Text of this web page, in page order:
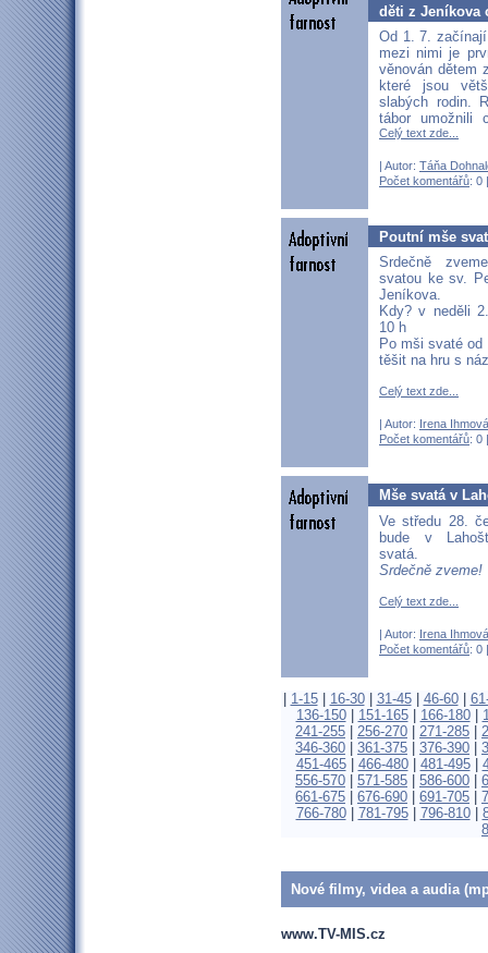
děti z Jeníkova
Od 1. 7.
mezi nimi je
věnován dětem
které jsou
slabých rodin.
tábor umožnili
Celý text zde...
| Autor: Táňa
Počet komentářů: 0
Poutní mše
Srdečně
svatou ke sv.
Jeníkova.
Kdy? v neděli
10 h
Po mši svaté od
těšit na hru s
Celý text zde...
| Autor: Irena Ihmová
Počet komentářů: 0
Mše svatá v
Ve středu 28.
bude v
svatá.
Srdečně zveme!
Celý text zde...
| Autor: Irena Ihmová
Počet komentářů: 0
1-15| 16-30| 31-45| 46-60|
136-150| 151-165| 166-180|
241-255
256-270 271-285
346-360
361-375 376-390
451-465| 466-480| 481-495|
556-570
571-585 586-600
661-675
676-690 691-705
766-780| 781-795| 796-810|
Nové filmy, videa a audia
www.TV-MIS.cz